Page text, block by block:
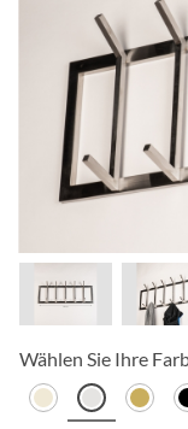
Wählen Sie Ihre